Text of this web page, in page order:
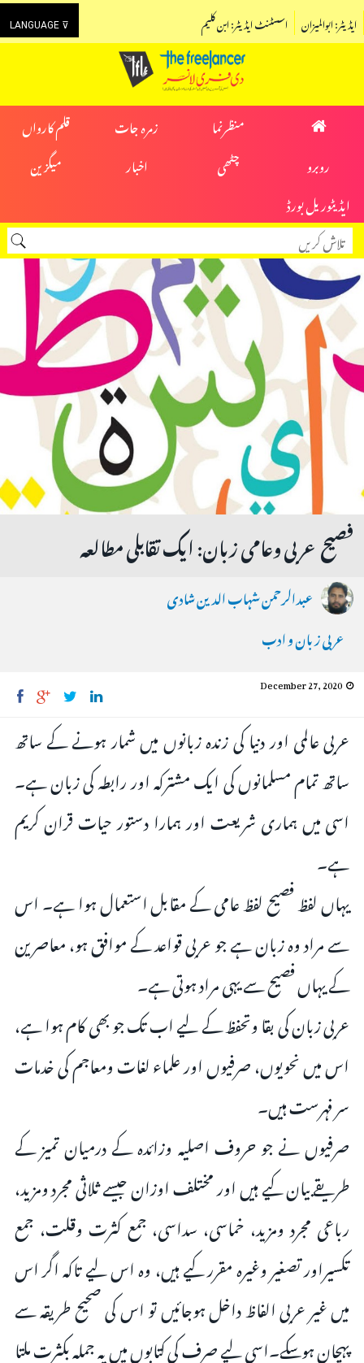
LANGUAGE ⊽ اسسٹنٹ ایڈیٹر: ابن کلیم ایڈیٹر: ابوالمیزان
منظرنما زمرہ جات
قلم کارواں
روبرو
چٹھی اخبار
میگزین
ایڈیٹوریل بورڈ
فصیح عربی وعامی زبان: ایک تقابلی مطالعہ
عبدالرحمن شہاب الدین شادی
عربی زبان و ادب
December 27, 2020
عربی عالمی اور دنیا کی زندہ زبانوں میں شمار ہونے کے ساتھ
ساتھ تمام مسلمانوں کی ایک ‌مشترکہ اور رابطہ کی زبان ہے۔
اسی میں ہماری شریعت اور ہمارا دستور حیات قران کریم
ہے۔
یہاں لفظ فصیح لفظ عامی کے مقابل استعمال ہوا ہے۔ اس
سے مراد وہ زبان ہے جو عربی قواعد کے موافق ہو، معاصرین
کے یہاں فصیح سے یہی مراد ہوتی ہے۔
عربی زبان کی بقا وتحفظ کے لیے اب تک جو بھی کام ہوا ہے،
اس میں نحویوں، صرفیوں اور علماء لغات ومعاجم کی خدمات
سر فہرست ہیں۔
صرفیوں نے جو حروف اصلیہ وزائدہ کے درمیان تمیز کے
طریقے بیان کیے ہیں اور مختلف اوزان جیسے ثلاثی مجرد ومزید،
رباعی مجرد ومزید، خماسی، سداسی، جمع کثرت وقلت، جمع
تکسیراور تصغیر وغیرہ مقرر کیے ہیں، وہ اس لیے تاکہ اگر اس
میں غیر عربی الفاظ داخل ہوجائیں تو اس کی صحیح طریقہ سے
پہچان ہوسکے۔اسی لیے صرف کی کتابوں میں یہ جملہ بکثرت ملتا